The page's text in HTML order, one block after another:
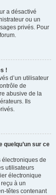
a désactivé
ou un
privés. Pour
!
d’un utilisateur
de
abusive de la
Ils
quelqu’un sur ce
électroniques de
utilisateurs
électronique
à un
têtes contenant